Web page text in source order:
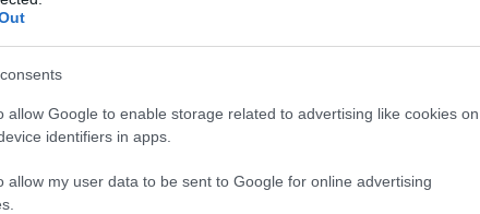
allow Google to enable storage related to advertising like cookies on
identifiers in apps.
allow my user data to be sent to Google for online advertising
Fotó:Farsai Chaikulngamdee, Unsplash